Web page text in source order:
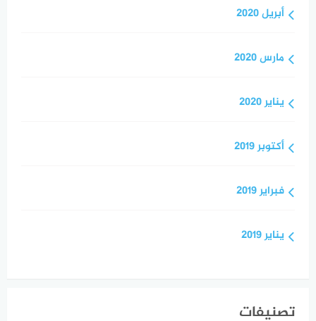
أبريل 2020
مارس 2020
يناير 2020
أكتوبر 2019
فبراير 2019
يناير 2019
تصنيفات